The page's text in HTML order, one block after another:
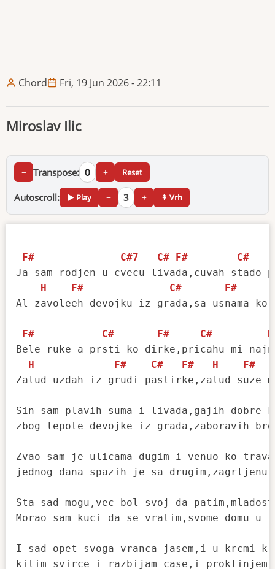
Chord Fri, 19 Jun 2026 - 22:11
Miroslav Ilic
− Transpose: 0 + Reset
Autoscroll: ▶ Play − 3 + ↟ Vrh
F# C#7 C# F#
C#
Ja sam rodjen u cvecu livada,cuvah stado
H
F# C#
F#
Al zavoleeh devojku iz grada,sa usnama ko
F# C# F# C#
H
Bele ruke a prsti ko dirke,pricahu mi
H
F# C# F# H
F#
Zalud uzdah iz grudi pastirke,zalud suze
Sin sam plavih suma i livada,gajih dobre
zbog lepote devojke iz grada,zaboravih
Zvao sam je ulicama dugim i venuo ko
jednog dana spazih je sa drugim,zagrljenu
Sta sad mogu,vec bol svoj da
Morao sam kuci da se vratim,svome domu u
I sad opet svoga vranca jasem,i u krcmi